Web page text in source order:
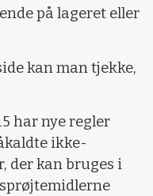
på lageret eller
kan man tjekke,
har nye regler
ikke-
der kan bruges i